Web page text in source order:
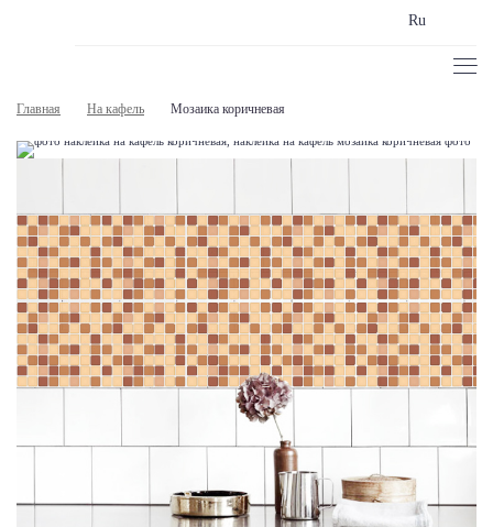
Ru
Главная На кафель Мозаика коричневая